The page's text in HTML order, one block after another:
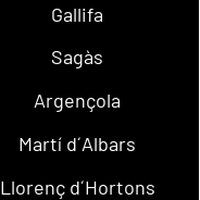
Gallifa
Sagàs
Argençola
Martí d´Albars
Llorenç d´Hortons